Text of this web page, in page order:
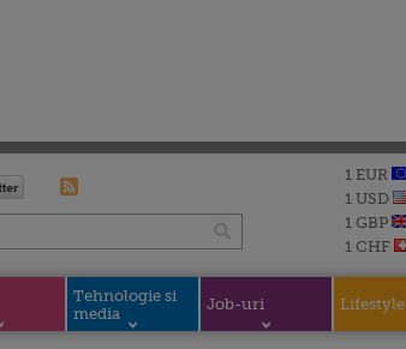
1 EUR
1 USD
1 GBP
1 CHF
Tehnologie si
media
Job-uri Lifestyle